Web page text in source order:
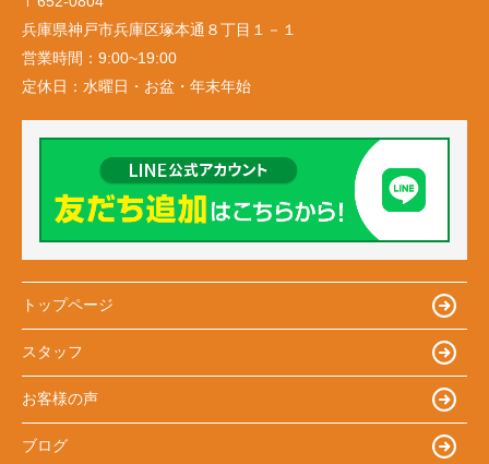
兵庫県神戸市兵庫区塚本通８丁目１－１
営業時間： 9:00~19:00
定休日： 水曜日・お盆・年末年始
トップページ
スタッフ
お客様の声
ブログ